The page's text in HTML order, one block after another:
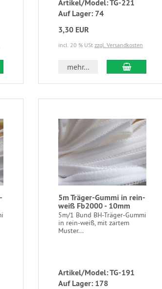
Artikel/Model: TG-221
Auf Lager: 74
3,30 EUR
incl. 20 % USt zzgl. Versandkosten
mehr...
5m Träger-Gummi in rein-
weiß Fb2000 - 10mm
5m/1 Bund BH-Träger-Gummi
in rein-weiß, mit zartem
Muster...
Artikel/Model: TG-191
Auf Lager: 178